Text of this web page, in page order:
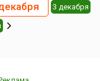
3 декабря